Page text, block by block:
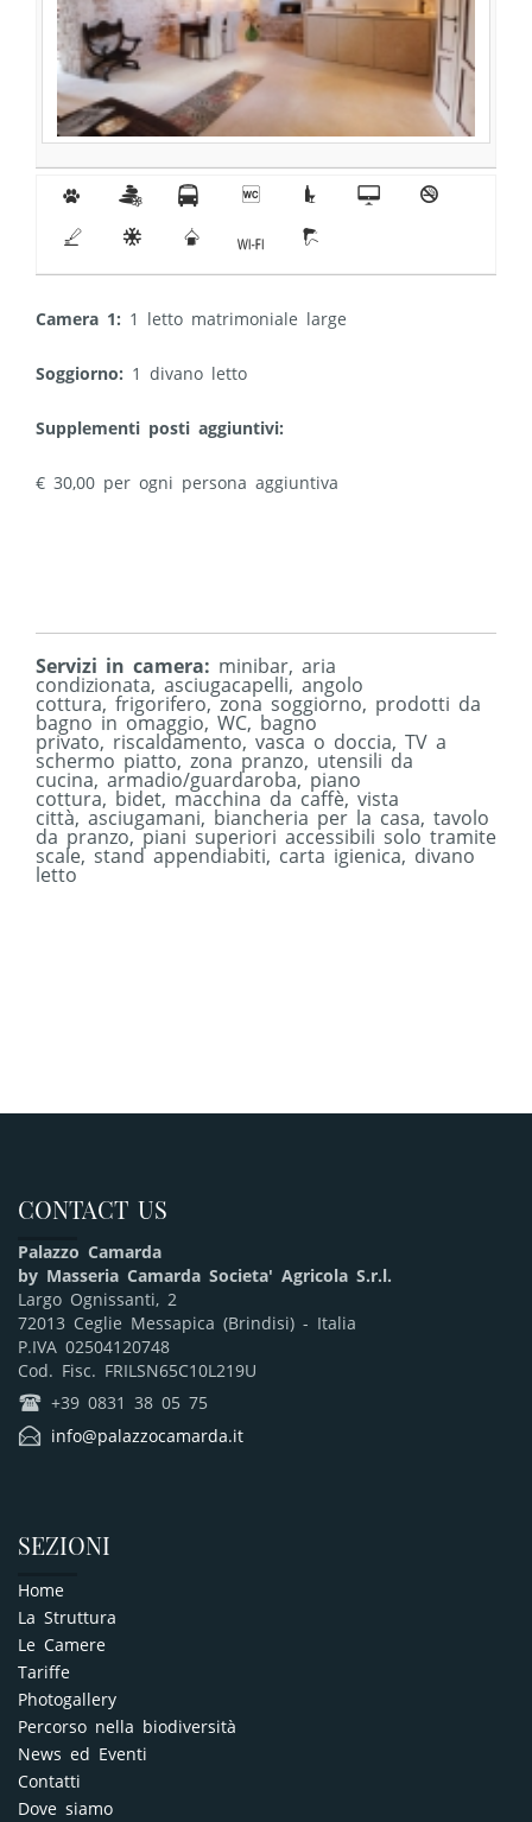
0 g i I K )
M
N
R B j F
Camera 1: 1 letto matrimoniale large
Soggiorno: 1 divano letto
Supplementi posti aggiuntivi:
€ 30,00 per ogni persona aggiuntiva
Servizi in camera: minibar, aria
condizionata, asciugacapelli, angolo
cottura, frigorifero,zona soggiorno, prodotti da
bagno in omaggio, WC, bagno
privato, riscaldamento, vasca o doccia, TV a
schermo piatto, zona pranzo, utensili da
cucina, armadio/guardaroba, piano
cottura, bidet, macchina da caffè, vista
città, asciugamani, biancheria per la casa, tavolo
da pranzo,piani superiori accessibili solo tramite
scale, stand appendiabiti, carta igienica, divano
letto
CONTACT US
Palazzo Camarda
by Masseria Camarda Societa' Agricola S.r.l.
Largo Ognissanti, 2
72013 Ceglie Messapica (Brindisi) - Italia
P.IVA 02504120748
Cod. Fisc. FRILSN65C10L219U
q +39 0831 38 05 75
E info@palazzocamarda.it
SEZIONI
Home
La Struttura
Le Camere
Tariffe
Photogallery
Percorso nella biodiversità
News ed Eventi
Contatti
Dove siamo